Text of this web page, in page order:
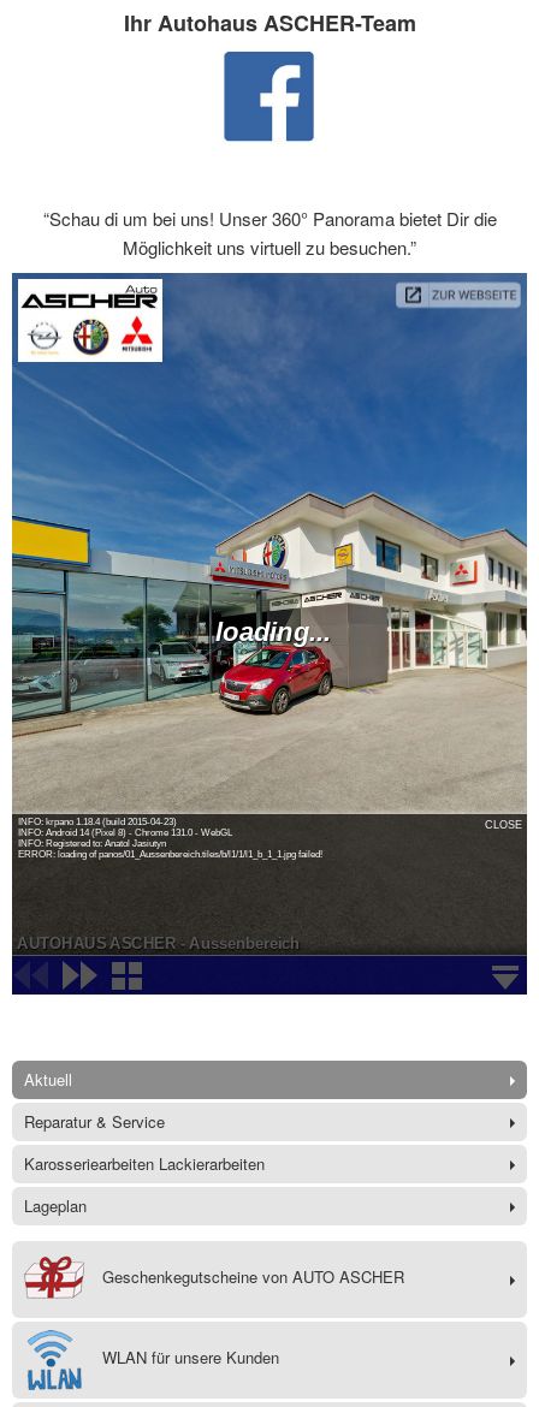
Ihr Autohaus ASCHER-Team
“Schau di um bei uns! Unser 360° Panorama bietet Dir die
Möglichkeit uns virtuell zu besuchen.”
Aktuell
Reparatur & Service
Karosseriearbeiten Lackierarbeiten
Lageplan
Geschenkegutscheine von AUTO ASCHER
WLAN für unsere Kunden